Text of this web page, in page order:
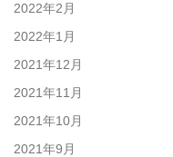
2022年2月
2022年1月
2021年12月
2021年11月
2021年10月
2021年9月